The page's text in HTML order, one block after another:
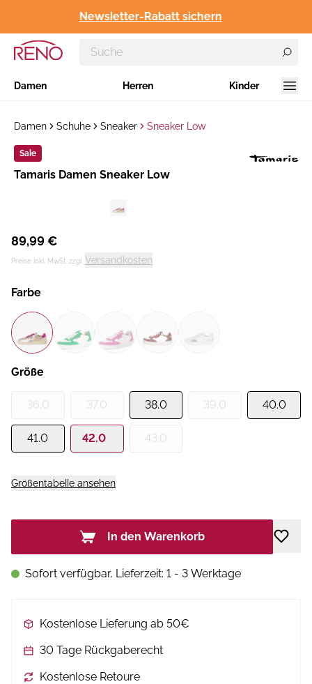
Newsletter-Rabatt sichern
Damen Herren Kinder
Damen Schuhe Sneaker Sneaker Low
Sale
Hersteller
​Tamaris Damen Sneaker Low
89,99 €
Preise inkl. MwSt. zzgl. Versandkosten
Farbe
Größe
36.0 37.0 38.0 39.0 40.0
41.0 42.0 43.0
Größentabelle ansehen
In den Warenkorb
Sofort verfügbar, Lieferzeit: 1 - 3 Werktage
Kostenlose Lieferung ab 50€
30 Tage Rückgaberecht
Kostenlose Retoure